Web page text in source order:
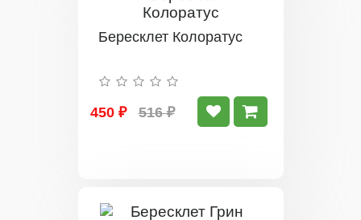
Бересклет Колоратус
450 ₽ 516 ₽